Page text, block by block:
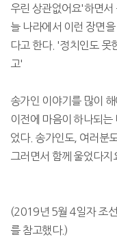
우린 상관없어요'하면서
늘 나라에서 이런 장면
다고 한다. '정치인도 못
고'
송가인 이야기를 많이
이전에 마음이 하나되는
었다. 송가인도, 여러분
그러면서 함께 울었다
(2019년 5월 4일자 조
를 참고했다.)